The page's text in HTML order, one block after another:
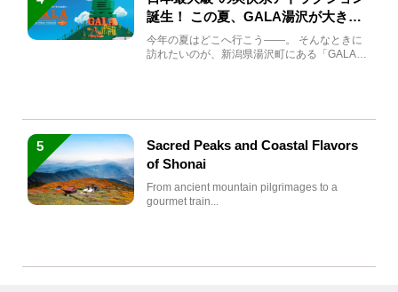
誕生！ この夏、GALA湯沢が大きく
生まれ変わる
今年の夏はどこへ行こう――。 そんなときに
訪れたいのが、新潟県湯沢町にある「GALA湯
5
Sacred Peaks and Coastal Flavors
of Shonai
From ancient mountain pilgrimages to a
gourmet train...